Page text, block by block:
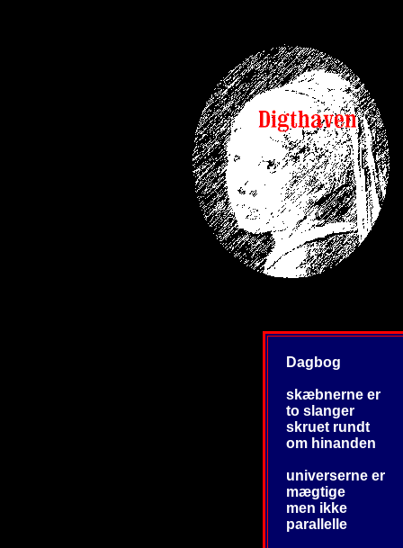
Dagbog
skæbnerne er
to slanger
skruet rundt
om hinanden
universerne er
mægtige
men ikke
parallelle